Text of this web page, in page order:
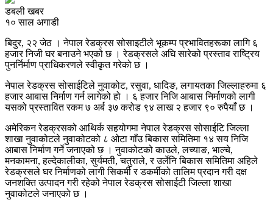
डबली खबर
१० साल अगाडी
बिदुर, २२ जेठ । नेपाल रेडक्रस सोसाइटीले भूकम्प प्रभावितहरूका लागि ६
हजार निजी घर बनाउने भएको छ । रेडक्रसले अघि सारेको प्रस्ताव राष्ट्रिय
पुनर्निर्माण प्राधिकरणले स्वीकृत गरेको छ ।
नेपाल रेडक्रस सोसाईटिले नुवाकोट, रसुवा, धादिङ, लगायतका जिल्लाहरुमा ६
हजार आबास निर्माण गर्न लागेको हो । ६ हजार निजि आबास निर्माणको लागी
यसको प्रस्तावित रकम ७ अर्ब ३७ करोड ९४ लाख २ हजार ९० रुपैयाँ छ ।
अमेरिकन रेडक्रसको आथिर्क सहयोगमा नेपाल रेडक्रस सोसाईटि जिल्ला
शाखा नुवाकोटले नुवाकोटको ८ ओटा गाँउ बिकास समितिमा १४ सय निजि
आबास निर्माण गर्ने जनाएको छ । नुवाकोटको काउले, लच्याङ, भाल्चे,
मनकामना, हल्देकालीका, सुर्यमती, चतुराले, र उर्लेनि बिकास समितिमा अहिले
रेडक्रसले घर निर्माणको लागी सिकर्मी र डकर्मीको तालिम प्रदान गरी दक्ष
जनशक्ति उत्पादन गरी रहेको नेपाल रेडक्रस सोसाईटी जिल्ला शाखा
नुवाकोटले जनाएको छ ।